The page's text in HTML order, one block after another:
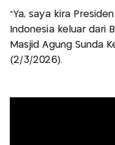
"Ya, saya kira
Indonesia keluar dari
Masjid Agung Sunda
(2/3/2026).